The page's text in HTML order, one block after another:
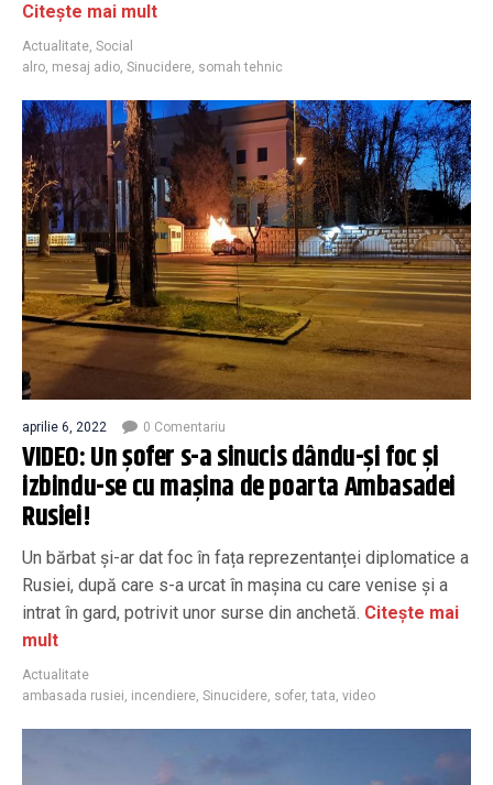
Citește mai mult
Actualitate, Social
alro, mesaj adio, Sinucidere, somah tehnic
aprilie 6, 2022 0 Comentariu
VIDEO: Un șofer s-a sinucis dându-și foc și
izbindu-se cu mașina de poarta Ambasadei
Rusiei!
Un bărbat și-ar dat foc în fața reprezentanței diplomatice a
Rusiei, după care s-a urcat în mașina cu care venise și a
intrat în gard, potrivit unor surse din anchetă. Citește mai
mult
Actualitate
ambasada rusiei, incendiere, Sinucidere, sofer,tata, video